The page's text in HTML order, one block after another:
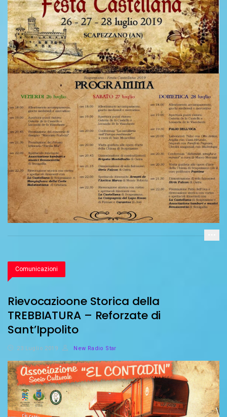
Comunicazioni
Rievocazioone Storica della
TREBBIATURA – Reforzate di
Sant’Ippolito
23 Luglio 2019 New Radio Star